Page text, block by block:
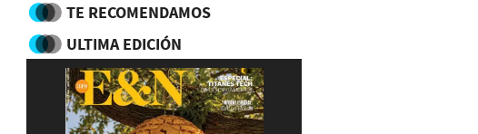
TE RECOMENDAMOS
ULTIMA EDICIÓN